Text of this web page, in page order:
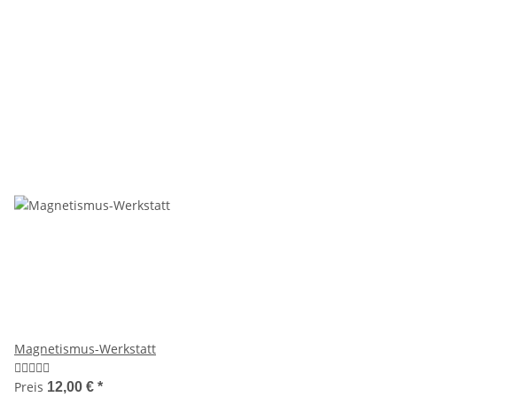
Magnetismus-Werkstatt
Preis 12,00 € *